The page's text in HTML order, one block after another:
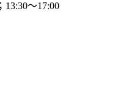
13:30～17:00